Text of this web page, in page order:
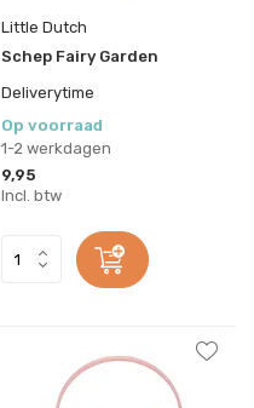
Little Dutch
Schep Fairy Garden
Deliverytime
Op voorraad
1-2 werkdagen
9,95
Incl. btw